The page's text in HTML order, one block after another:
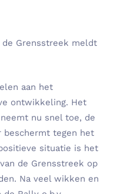
de Grensstreek meldt
aan het
ontwikkeling. Het
nu snel toe, de
beschermt tegen het
situatie is het
de Grensstreek op
Na veel wikken en